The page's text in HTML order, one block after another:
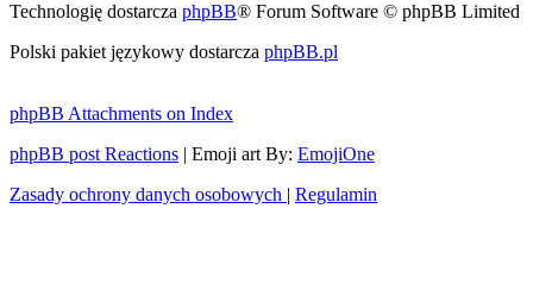
Technologię dostarcza phpBB® Forum Software © phpBB Limited
Polski pakiet językowy dostarcza phpBB.pl
phpBB Attachments on Index
phpBB post Reactions | Emoji art By: EmojiOne
Zasady ochrony danych osobowych | Regulamin